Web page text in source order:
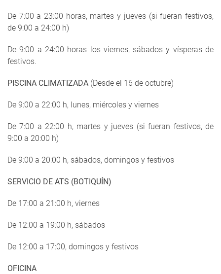
De 7:00 a 23:00 horas, martes y jueves (si fueran festivos,
de 9:00 a 24:00 h)
De 9:00 a 24:00 horas los viernes, sábados y vísperas de
festivos.
PISCINA CLIMATIZADA (Desde el 16 de octubre)
De 9:00 a 22:00 h, lunes, miércoles y viernes
De 7:00 a 22:00 h, martes y jueves (si fueran festivos, de
9:00 a 20:00 h)
De 9:00 a 20:00 h, sábados, domingos y festivos
SERVICIO DE ATS (BOTIQUÍN)
De 17:00 a 21:00 h, viernes
De 12:00 a 19:00 h, sábados
De 12:00 a 17:00, domingos y festivos
OFICINA